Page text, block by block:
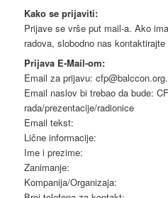
Kako se prijaviti:
Prijave se vrše put mail-a. Ako
radova, slobodno nas
Prijava E-Mail-om:
Email za prijavu: cfp@balccon.org.
Email naslov bi trebao da bude:
rada/prezentacije/radionice
Email tekst:
Lične informacije:
Ime i prezime:
Zanimanje:
Kompanija/Organizaja: